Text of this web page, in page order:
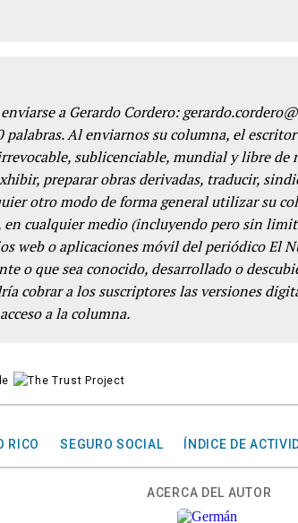
a Gerardo Cordero:
palabras. Al enviarnos su columna, el
sublicenciable, mundial y libre de
preparar obras derivadas, traducir,
otro modo de forma general utilizar su
cualquier medio (incluyendo pero sin
web o aplicaciones móvil del periódico El
o que sea conocido, desarrollado o
cobrar a los suscriptores las versiones
a la columna.
RICO SEGURO SOCIAL ÍNDICE DE
ACERCA DEL AUTOR